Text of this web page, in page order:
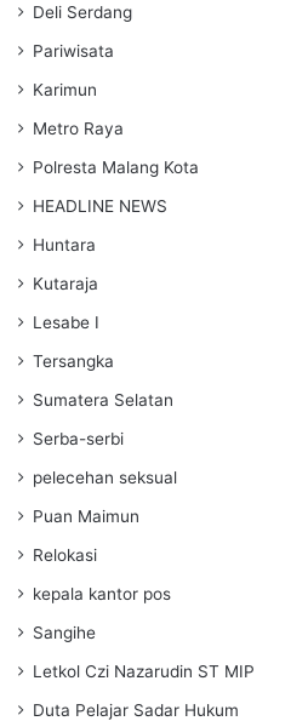
Deli Serdang
Pariwisata
Karimun
Metro Raya
Polresta Malang Kota
HEADLINE NEWS
Huntara
Kutaraja
Lesabe I
Tersangka
Sumatera Selatan
Serba-serbi
pelecehan seksual
Puan Maimun
Relokasi
kepala kantor pos
Sangihe
Letkol Czi Nazarudin ST MIP
Duta Pelajar Sadar Hukum